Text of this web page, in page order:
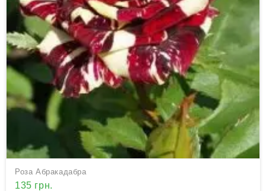
Роза Абракадабра
135 грн.